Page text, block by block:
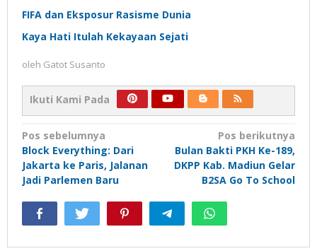
FIFA dan Eksposur Rasisme Dunia
Kaya Hati Itulah Kekayaan Sejati
oleh Gatot Susanto
Ikuti Kami Pada
Navigasi
pos
Pos sebelumnya
Block Everything: Dari
Jakarta ke Paris, Jalanan
Jadi Parlemen Baru
Pos berikutnya
Bulan Bakti PKH Ke-189,
DKPP Kab. Madiun Gelar
B2SA Go To School